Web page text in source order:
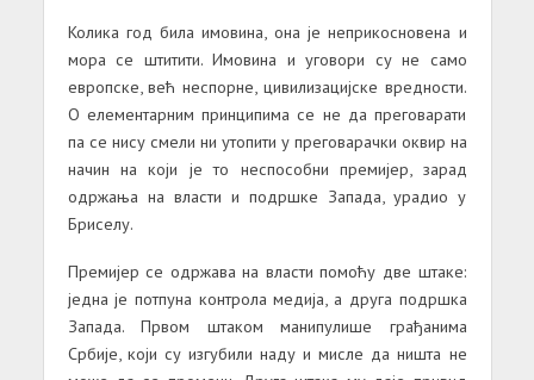
Колика год била имовина, она је неприкосновена и
мора се штитити. Имовина и уговори су не само
европске, већ неспорне, цивилизацијске вредности.
О елементарним принципима се не да преговарати
па се нису смели ни утопити у преговарачки оквир на
начин на који је то неспособни премијер, зарад
одржања на власти и подршке Запада, урадио у
Бриселу.
Премијер се одржава на власти помоћу две штаке:
једна је потпуна контрола медија, а друга подршка
Запада. Првом штаком манипулише грађанима
Србије, који су изгубили наду и мисле да ништа не